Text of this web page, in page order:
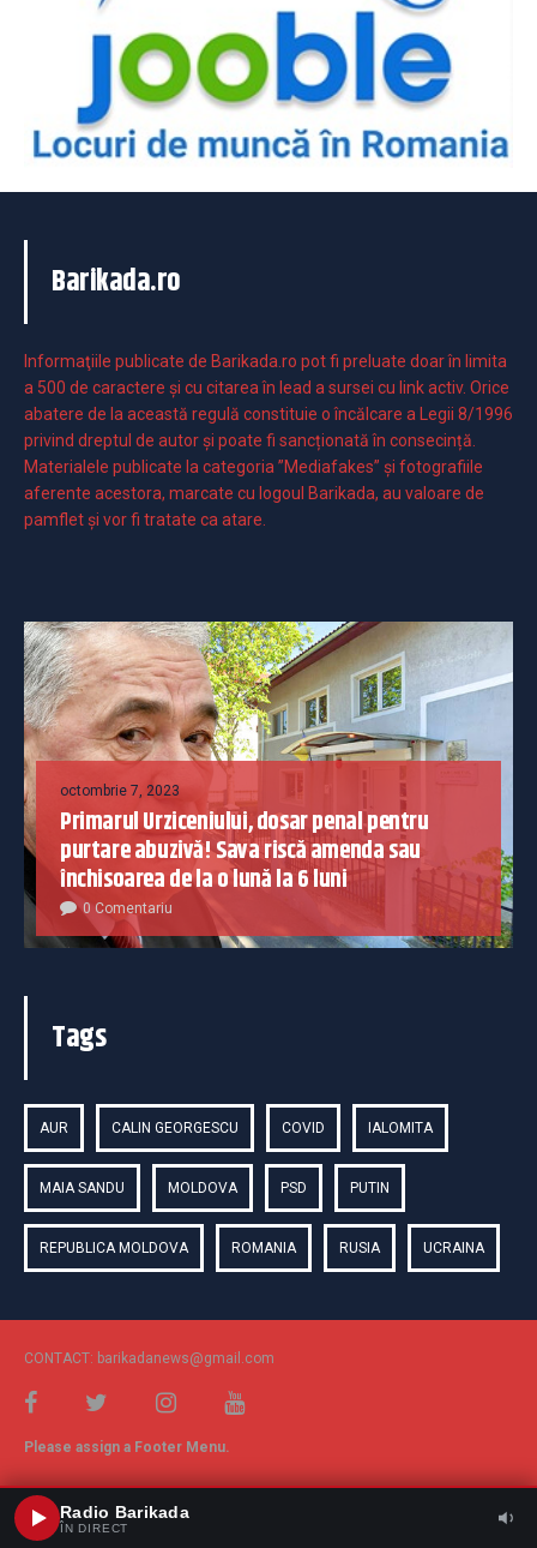
Barikada.ro
Informaţiile publicate de Barikada.ro pot fi preluate doar în limita
a 500 de caractere şi cu citarea în lead a sursei cu link activ. Orice
abatere de la această regulă constituie o încălcare a Legii 8/1996
privind dreptul de autor și poate fi sancționată în consecință.
Materialele publicate la categoria ”Mediafakes” și fotografiile
aferente acestora, marcate cu logoul Barikada, au valoare de
pamflet și vor fi tratate ca atare.
octombrie 7, 2023
Primarul Urziceniului, dosar penal pentru
purtare abuzivă! Sava riscă amenda sau
închisoarea de la o lună la 6 luni
0 Comentariu
Tags
AUR CALIN GEORGESCU COVID IALOMITA
MAIA SANDU MOLDOVA PSD PUTIN
REPUBLICA MOLDOVA ROMANIA RUSIA UCRAINA
CONTACT: barikadanews@gmail.com
Please assign a Footer Menu.
Radio Barikada
ÎN DIRECT